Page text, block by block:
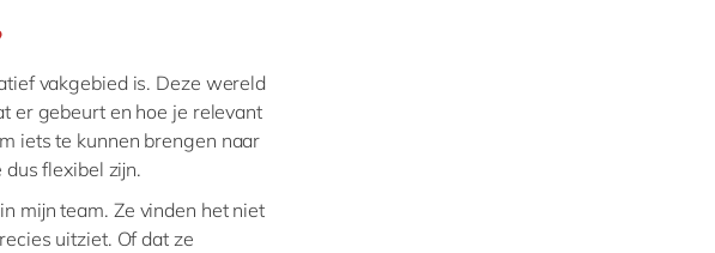
vakgebied is. Deze wereld
er gebeurt en hoe je relevant
iets te kunnen brengen naar
flexibel zijn.
mijn team. Ze vinden het niet
uitziet. Of dat ze